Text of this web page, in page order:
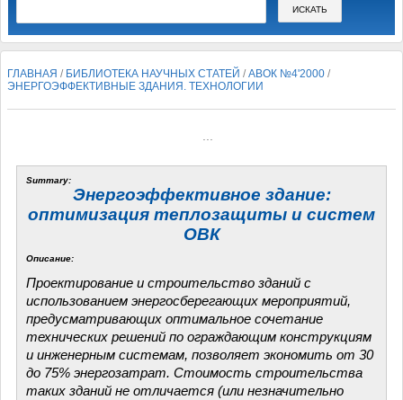
ГЛАВНАЯ / БИБЛИОТЕКА НАУЧНЫХ СТАТЕЙ /АВОК №4'2000 /
ЭНЕРГОЭФФЕКТИВНЫЕ ЗДАНИЯ. ТЕХНОЛОГИИ
Summary:
Энергоэффективное здание:
оптимизация теплозащиты и систем
ОВК
Описание:
Проектирование и строительство зданий с
использованием энергосберегающих мероприятий,
предусматривающих оптимальное сочетание
технических решений по ограждающим конструкциям
и инженерным системам, позволяет экономить от 30
до 75% энергозатрат. Стоимость строительства
таких зданий не отличается (или незначительно